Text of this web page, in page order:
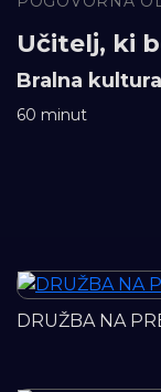
Učitelj, ki
Bralna
60 minut
DRUŽBA NA